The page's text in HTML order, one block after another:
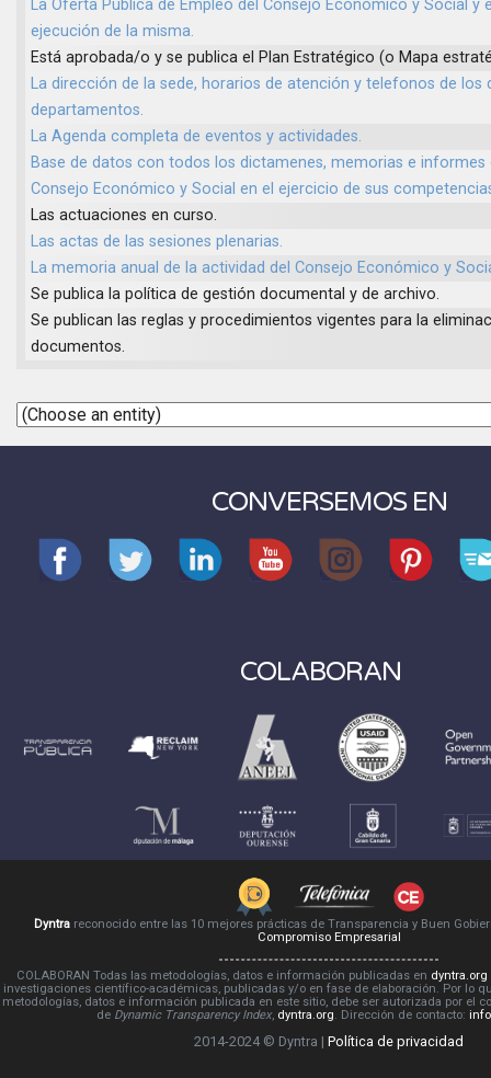
La Oferta Pública de Empleo del Consejo Económico y Social y
ejecución de la misma.
Está aprobada/o y se publica el Plan Estratégico (o Mapa
La dirección de la sede, horarios de atención y telefonos de los
departamentos.
La Agenda completa de eventos y actividades.
Base de datos con todos los dictamenes, memorias e
Consejo Económico y Social en el ejercicio de sus
Las actuaciones en curso.
Las actas de las sesiones plenarias.
La memoria anual de la actividad del Consejo Económico y
Se publica la política de gestión documental y de archivo.
Se publican las reglas y procedimientos vigentes para la
documentos.
CONVERSEMOS EN
COLABORAN
Dyntrareconocido entre las 10 mejores prácticas de Transparencia y Buen
Compromiso Empresarial
COLABORAN Todas las metodologías, datos e información publicadas en dyntra.org
investigaciones científico-académicas, publicadas y/o en fase de elaboración. Por lo
metodologías, datos e información publicada en este sitio, debe ser autorizada por el
de Dynamic Transparency Index, dyntra.org. Dirección de contacto:
2014-2024 © Dyntra | Política de privacidad